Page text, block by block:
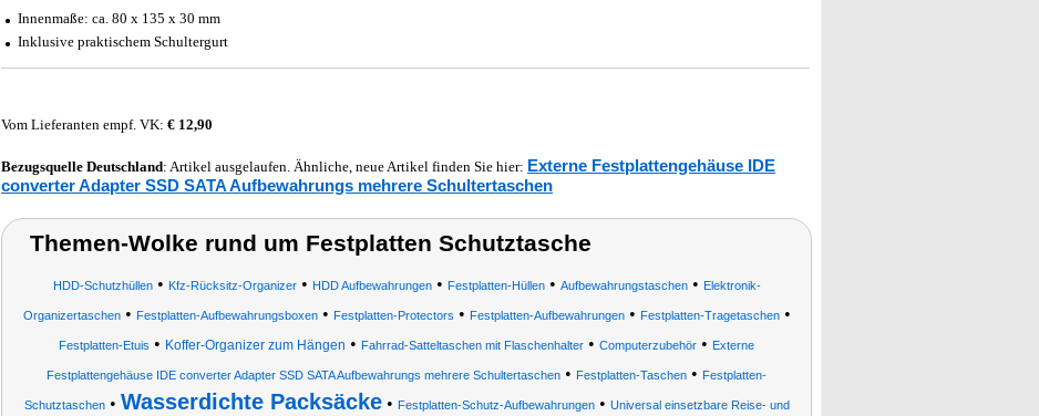
Innenmaße: ca. 80 x 135 x 30 mm
Inklusive praktischem Schultergurt
Vom Lieferanten empf. VK: € 12,90
Bezugsquelle Deutschland: Artikel ausgelaufen. Ähnliche, neue Artikel finden Sie hier: Externe Festplattengehäuse IDE
converter Adapter SSD SATA Aufbewahrungs mehrere Schultertaschen
Themen-Wolke rund um Festplatten Schutztasche
HDD-Schutzhüllen• Kfz-Rücksitz-Organizer• HDD Aufbewahrungen• Festplatten-Hüllen• Aufbewahrungstaschen• Elektronik-
Organizertaschen• Festplatten-Aufbewahrungsboxen• Festplatten-Protectors • Festplatten-Aufbewahrungen• Festplatten-Tragetaschen•
Festplatten-Etuis • Koffer-Organizer zum Hängen • Fahrrad-Satteltaschen mit Flaschenhalter • Computerzubehör • Externe
Festplattengehäuse IDE converter Adapter SSD SATA Aufbewahrungs mehrere Schultertaschen • Festplatten-Taschen • Festplatten-
Schutztaschen• Wasserdichte Packsäcke• Festplatten-Schutz-Aufbewahrungen• Universal einsetzbare Reise- und